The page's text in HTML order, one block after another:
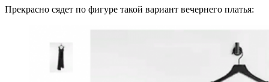
Прекрасно сядет по фигуре такой вариант вечернего платья: